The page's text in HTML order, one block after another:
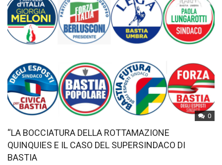
0
“LA BOCCIATURA DELLA ROTTAMAZIONE
QUINQUIES E IL CASO DEL SUPERSINDACO DI
BASTIA